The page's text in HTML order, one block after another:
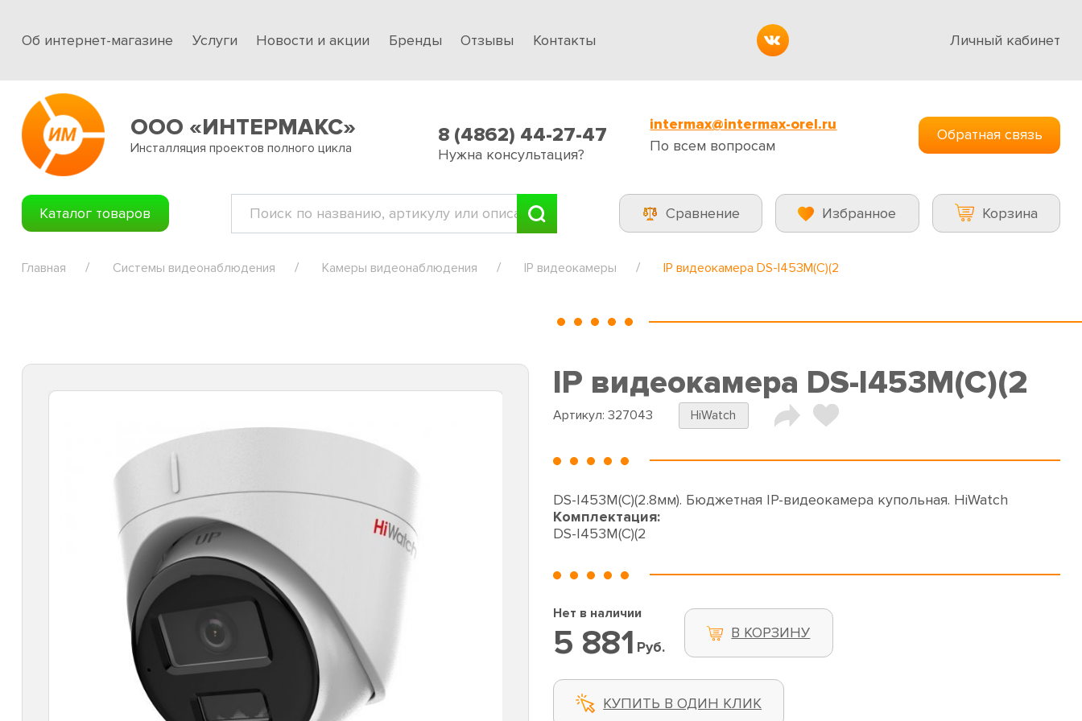
Об интернет-магазине Услуги Новости и акции Бренды Отзывы Контакты Личный кабинет
ООО «ИНТЕРМАКС»
Инсталляция проектов полного цикла
8 (4862) 44-27-47
Нужна консультация?
intermax@intermax-orel.ru
По всем вопросам
Обратная связь
Каталог товаров Сравнение Избранное Корзина
Главная Системы видеонаблюдения Камеры видеонаблюдения IP видеокамеры IP видеокамера DS-I453M(C)(2
IP видеокамера DS-I453M(C)(2
Артикул: 327043 HiWatch
DS-I453M(C)(2.8мм). Бюджетная IP-видеокамера купольная. HiWatch
Комплектация:
DS-I453M(C)(2
Нет в наличии
5 881 Руб.
В КОРЗИНУ
КУПИТЬ В ОДИН КЛИК